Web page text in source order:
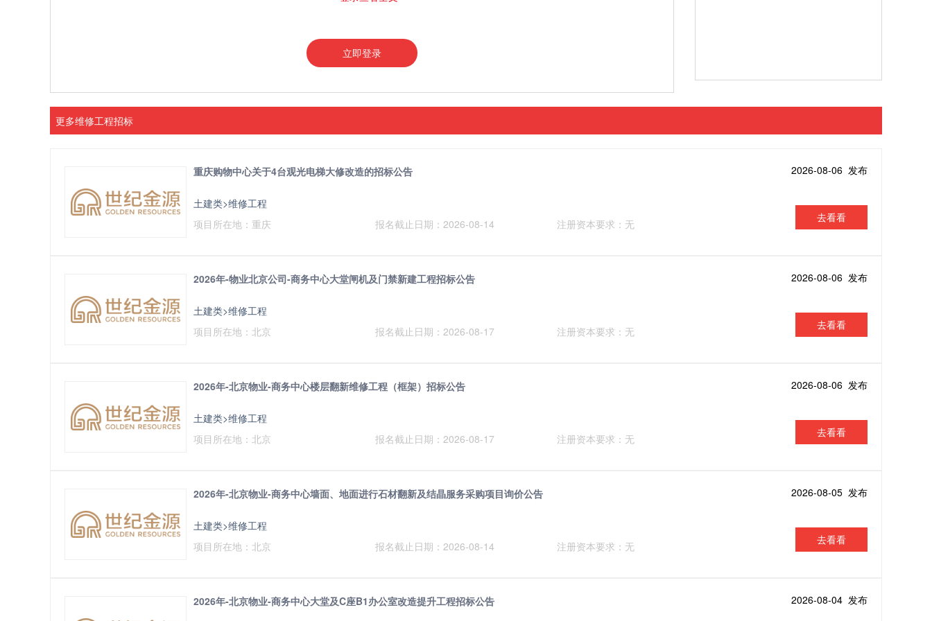
立即登录
更多维修工程招标
重庆购物中心关于4台观光电梯大修改造的招标公告
土建类>维修工程
项目所在地：重庆
报名截止日期：2026-08-14 注册资本要求：无
2026-08-06 发布
去看看
2026年-物业北京公司-商务中心大堂闸机及门禁新建工程招标公告
土建类>维修工程
项目所在地：北京
报名截止日期：2026-08-17 注册资本要求：无
2026-08-06 发布
去看看
2026年-北京物业-商务中心楼层翻新维修工程（框架）招标公告
土建类>维修工程
项目所在地：北京
报名截止日期：2026-08-17 注册资本要求：无
2026-08-06 发布
去看看
2026年-北京物业-商务中心墙面、地面进行石材翻新及结晶服务采购项目询价公告
土建类>维修工程
项目所在地：北京
报名截止日期：2026-08-14 注册资本要求：无
2026-08-05 发布
去看看
2026年-北京物业-商务中心大堂及C座B1办公室改造提升工程招标公告 2026-08-04 发布